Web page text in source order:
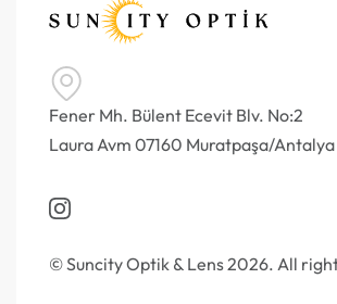
Fener Mh. Bülent Ecevit Blv. No:2
Laura Avm 07160 Muratpaşa/Antalya
© Suncity Optik & Lens 2026. All